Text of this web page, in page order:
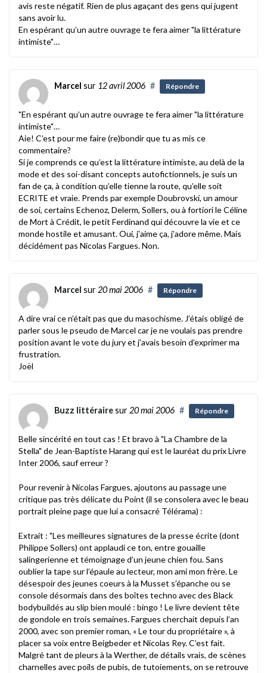
avis reste négatif. Rien de plus agaçant des gens qui jugent
sans avoir lu.
En espérant qu’un autre ouvrage te fera aimer "la littérature
intimiste"…
Marcel sur 12 avril 2006 # Répondre
"En espérant qu’un autre ouvrage te fera aimer "la littérature
intimiste"…
Aie! C’est pour me faire (re)bondir que tu as mis ce
commentaire?
Si je comprends ce qu’est la littérature intimiste, au delà de la
mode et des soi-disant concepts autofictionnels, je suis un
fan de ça, à condition qu’elle tienne la route, qu’elle soit
ECRITE et vraie. Prends par exemple Doubrovski, un amour
de soi, certains Echenoz, Delerm, Sollers, ou à fortiori le Céline
de Mort à Crédit, le petit Ferdinand qui découvre la vie et ce
monde hostile et amusant. Oui, j’aime ça, j’adore même. Mais
décidément pas Nicolas Fargues. Non.
Marcel sur 20 mai 2006 # Répondre
A dire vrai ce n’était pas que du masochisme. J’étais obligé de
parler sous le pseudo de Marcel car je ne voulais pas prendre
position avant le vote du jury et j’avais besoin d’exprimer ma
frustration.
Joël
Buzz littérairesur 20 mai 2006 # Répondre
Belle sincérité en tout cas ! Et bravo à "La Chambre de la
Stella" de Jean-Baptiste Harang qui est le lauréat du prix Livre
Inter 2006, sauf erreur ?
Pour revenir à Nicolas Fargues, ajoutons au passage une
critique pas très délicate du Point (il se consolera avec le beau
portrait pleine page que lui a consacré Télérama) :
Extrait : "Les meilleures signatures de la presse écrite (dont
Philippe Sollers) ont applaudi ce ton, entre gouaille
salingerienne et témoignage d’un jeune chien fou. Sans
oublier la tape sur l’épaule au lecteur, mon ami mon frère. Le
désespoir des jeunes coeurs à la Musset s’épanche ou se
console désormais dans des boîtes techno avec des Black
bodybuildés au slip bien moulé : bingo ! Le livre devient tête
de gondole en trois semaines. Fargues cherchait depuis l’an
2000, avec son premier roman, « Le tour du propriétaire », à
placer sa voix entre Beigbeder et Nicolas Rey. C’est fait.
Malgré tant de pleurs à la Werther, de détails vrais, de scènes
charnelles avec poils de pubis, de tutoiements, on se retrouve